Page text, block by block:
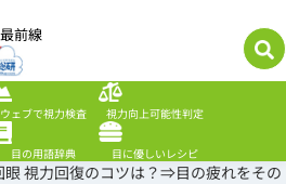
前線
ウェブで視力検査 視力向上可能性判定
目の用語辞典 目に優しいレシピ
眼 視力回復のコツは？⇒目の疲れをその